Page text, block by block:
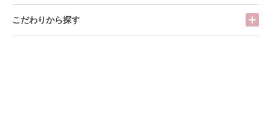
こだわりから探す